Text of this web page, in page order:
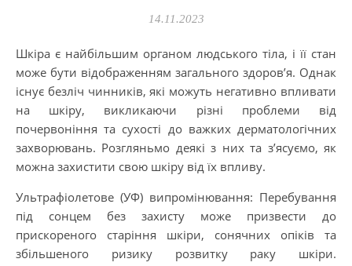
14.11.2023
Шкіра є найбільшим органом людського тіла, і її стан
може бути відображенням загального здоров’я. Однак
існує безліч чинників, які можуть негативно впливати
на шкіру, викликаючи різні проблеми від
почервоніння та сухості до важких дерматологічних
захворювань. Розгляньмо деякі з них та з’ясуємо, як
можна захистити свою шкіру від їх впливу.
Ультрафіолетове (УФ) випромінювання: Перебування
під сонцем без захисту може призвести до
прискореного старіння шкіри, сонячних опіків та
збільшеного ризику розвитку раку шкіри.